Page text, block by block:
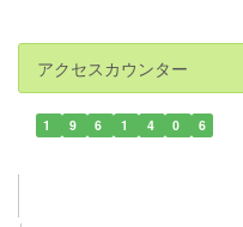
アクセスカウンター
1 9 6 1 4 0 6